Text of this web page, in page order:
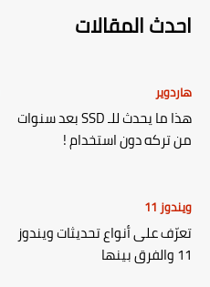
احدث المقالات
هاردوير
هذا ما يحدث للـ SSD بعد سنوات
من تركه دون استخدام !
ويندوز 11
تعرّف على أنواع تحديثات ويندوز
11 والفرق بينها